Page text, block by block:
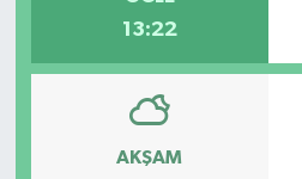
13:22
AKŞAM
Kadın